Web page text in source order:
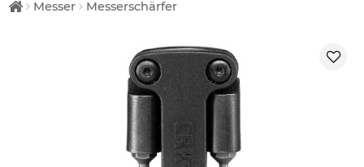
Messer Messerschärfer